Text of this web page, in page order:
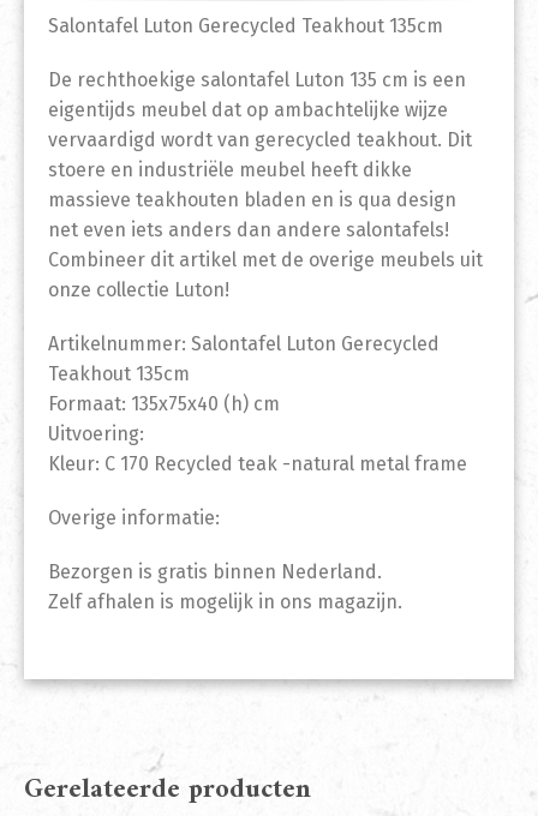
Salontafel Luton Gerecycled Teakhout 135cm
De rechthoekige salontafel Luton 135 cm is een
eigentijds meubel dat op ambachtelijke wijze
vervaardigd wordt van gerecycled teakhout. Dit
stoere en industriële meubel heeft dikke
massieve teakhouten bladen en is qua design
net even iets anders dan andere salontafels!
Combineer dit artikel met de overige meubels uit
onze collectie Luton!
Artikelnummer: Salontafel Luton Gerecycled
Teakhout 135cm
Formaat: 135x75x40 (h) cm
Uitvoering:
Kleur: C 170 Recycled teak -natural metal frame
Overige informatie:
Bezorgen is gratis binnen Nederland.
Zelf afhalen is mogelijk in ons magazijn.
Gerelateerde producten